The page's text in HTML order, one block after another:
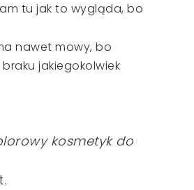
tu jak to wygląda, bo
nawet mowy, bo
jakiegokolwiek
kosmetyk do
.